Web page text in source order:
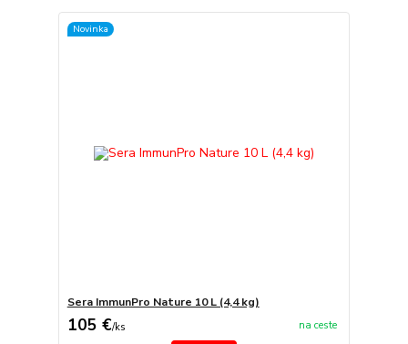
Novinka
Sera ImmunPro Nature 10 L (4,4 kg)
105 €/ks na ceste